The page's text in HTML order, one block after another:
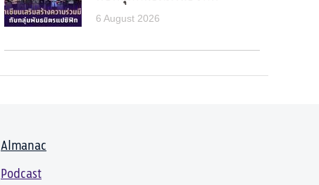
6 August 2026
Almanac
Podcast